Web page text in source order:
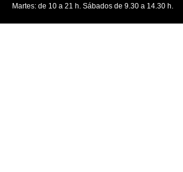
Martes: de 10 a 21 h. Sábados de 9.30 a 14.30 h.